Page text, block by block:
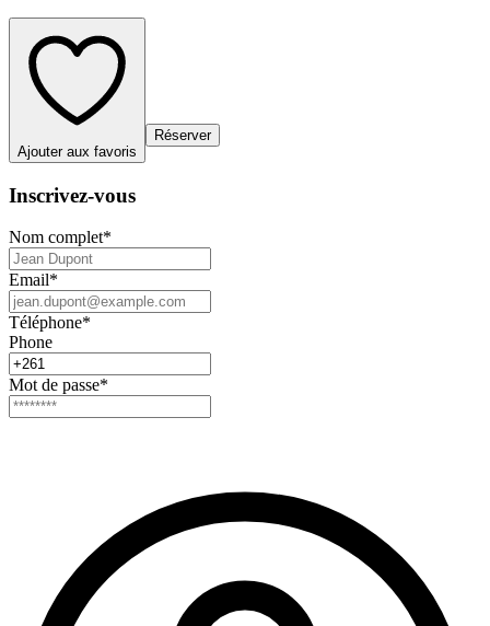
Ajouter aux favoris
Réserver
Inscrivez-vous
Nom complet*
Email*
Téléphone*
Phone
Mot de passe*